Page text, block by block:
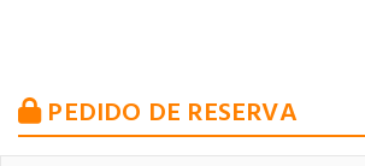
PEDIDO DE RESERVA